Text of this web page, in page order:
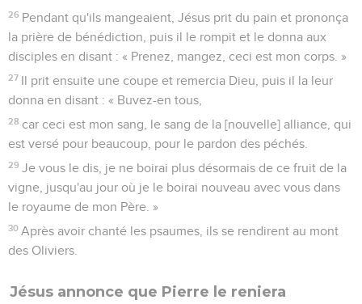
26 Pendant qu'ils mangeaient, Jésus prit du pain et prononça
la prière de bénédiction, puis il le rompit et le donna aux
disciples en disant : « Prenez, mangez, ceci est mon corps. »
27 Il prit ensuite une coupe et remercia Dieu, puis il la leur
donna en disant : « Buvez-en tous,
28 car ceci est mon sang, le sang de la [nouvelle] alliance, qui
est versé pour beaucoup, pour le pardon des péchés.
29 Je vous le dis, je ne boirai plus désormais de ce fruit de la
vigne, jusqu'au jour où je le boirai nouveau avec vous dans
le royaume de mon Père. »
30 Après avoir chanté les psaumes, ils se rendirent au mont
des Oliviers.
Jésus annonce que Pierre le reniera